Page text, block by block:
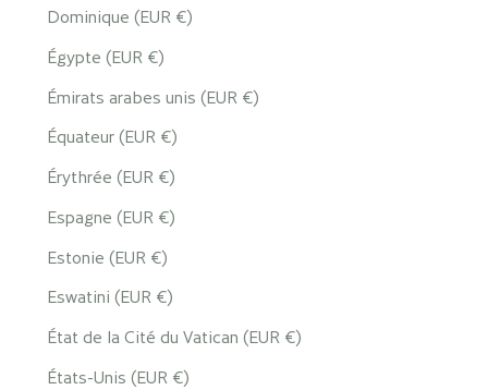
Dominique (EUR €)
Égypte (EUR €)
Émirats arabes unis (EUR €)
Équateur (EUR €)
Érythrée (EUR €)
Espagne (EUR €)
Estonie (EUR €)
Eswatini (EUR €)
État de la Cité du Vatican (EUR €)
États-Unis (EUR €)